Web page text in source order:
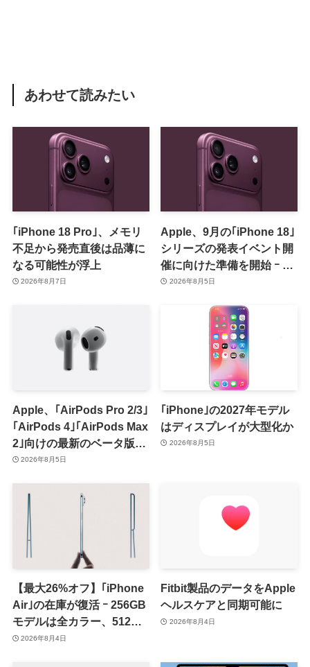
あわせて読みたい
｢iPhone 18 Pro｣、メモリ
不足から発売直後は品薄に
なる可能性が浮上
2026年8月7日
Apple、9月の｢iPhone 18｣
シリーズの発表イベント開
催に向けた準備を開始 ｰ 9
月8日か9月9日に開催見込
2026年8月5日
Apple、｢AirPods Pro 2/3｣
｢AirPods 4｣｢AirPods Max
2｣向けの最新のベータ版フ
ァームウェア｢9A5336b｣を
2026年8月5日
｢iPhone｣の2027年モデル
はディスプレイが大型化か
2026年8月5日
【最大26%オフ】｢iPhone
Air｣の在庫が復活 ｰ 256GB
モデルは全カラー、512GB
モデルはホワイト以外が在
2026年8月4日
Fitbit製品のデータをApple
ヘルスケアと同期可能に
2026年8月4日